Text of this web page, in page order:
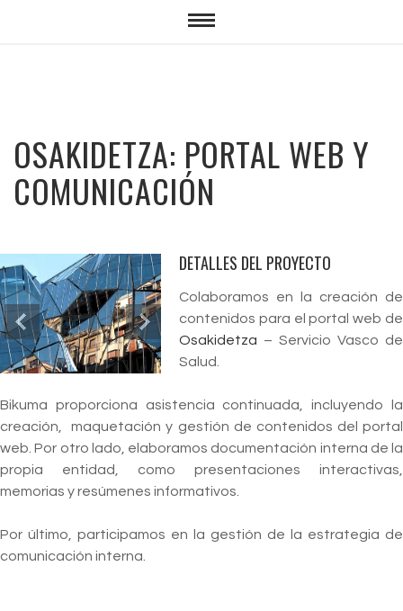
OSAKIDETZA: PORTAL WEB Y
COMUNICACIÓN
DETALLES DEL PROYECTO
Colaboramos en la creación de
contenidos para el portal web de
Osakidetza – Servicio Vasco de
Salud.
Bikuma proporciona asistencia continuada, incluyendo la
creación, maquetación y gestión de contenidos del portal
web. Por otro lado, elaboramos documentación interna de la
propia entidad, como presentaciones interactivas,
memorias y resúmenes informativos.
Por último, participamos en la gestión de la estrategia de
comunicación interna.